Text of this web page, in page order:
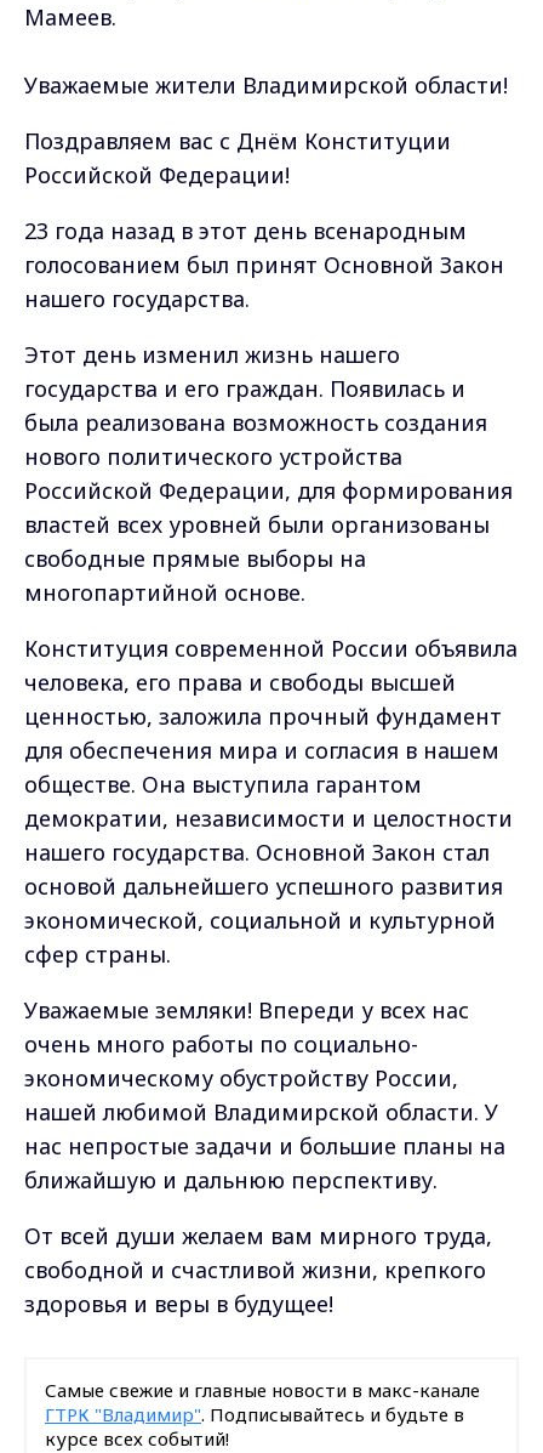
Мамеев.
Уважаемые жители Владимирской области!
Поздравляем вас с Днём Конституции
Российской Федерации!
23 года назад в этот день всенародным
голосованием был принят Основной Закон
нашего государства.
Этот день изменил жизнь нашего
государства и его граждан. Появилась и
была реализована возможность создания
нового политического устройства
Российской Федерации, для формирования
властей всех уровней были организованы
свободные прямые выборы на
многопартийной основе.
Конституция современной России объявила
человека, его права и свободы высшей
ценностью, заложила прочный фундамент
для обеспечения мира и согласия в нашем
обществе. Она выступила гарантом
демократии, независимости и целостности
нашего государства. Основной Закон стал
основой дальнейшего успешного развития
экономической, социальной и культурной
сфер страны.
Уважаемые земляки! Впереди у всех нас
очень много работы по социально-
экономическому обустройству России,
нашей любимой Владимирской области. У
нас непростые задачи и большие планы на
ближайшую и дальнюю перспективу.
От всей души желаем вам мирного труда,
свободной и счастливой жизни, крепкого
здоровья и веры в будущее!
Самые свежие и главные новости в макс-канале
ГТРК "Владимир". Подписывайтесь и будьте в
курсе всех событий!